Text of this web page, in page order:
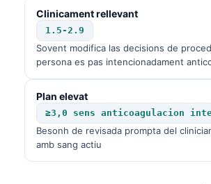
Clinicament rellevant
1.5-2.9
Sovent modifica las decisions de
persona es pas intencionadament
Plan elevat
≥3,0 sens anticoagulacion
Besonh de revisada prompta del
amb sang actiu
മലയാളം
Bahasa Melayu
Tiếng Việt
Tagalog
ไทย
ဗမာစာ
ភាសាខ្មែរ